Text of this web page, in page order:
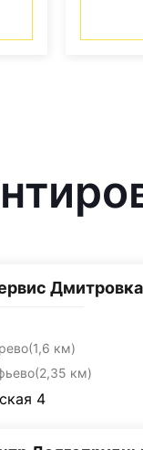
Дмитровка
(1,6 км)
(2,35 км)
4